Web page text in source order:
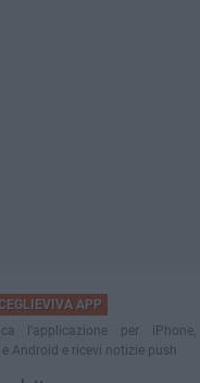
APP
l'applicazione per iPhone,
Android e ricevi notizie push